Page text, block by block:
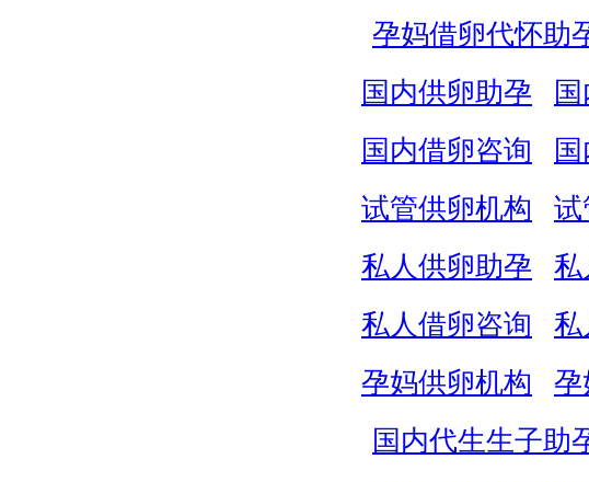
孕妈借卵代怀助
国内供卵助孕
国内借卵咨询
试管供卵机构
试
私人供卵助孕
私
私人借卵咨询
私
孕妈供卵机构
孕
国内代生生子助